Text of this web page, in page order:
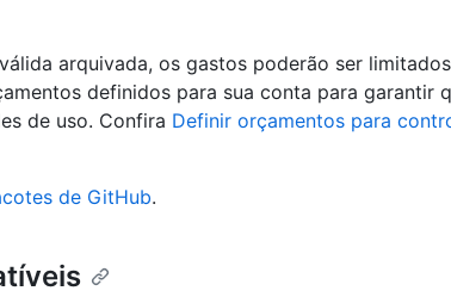
arquivada, os gastos poderão ser
definidos para sua conta para garantir
de uso. Confira Definir orçamentos para
de GitHub.